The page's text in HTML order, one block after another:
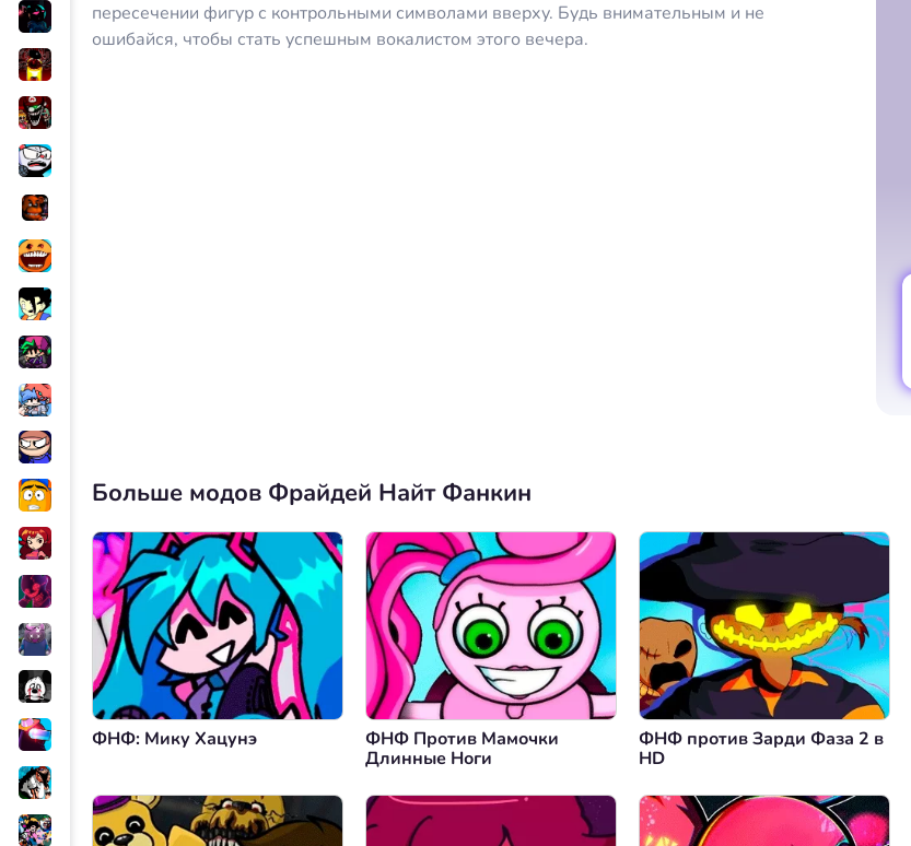
пересечении фигур с контрольными символами вверху. Будь внимательным и не
ошибайся, чтобы стать успешным вокалистом этого вечера.
Больше модов Фрайдей Найт Фанкин
ФНФ: Мику Хацунэ
ФНФ Против Мамочки
Длинные Ноги
ФНФ против Зарди Фаза 2 в
HD